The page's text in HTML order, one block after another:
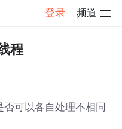
登录 频道
程
可以各自处理不相同